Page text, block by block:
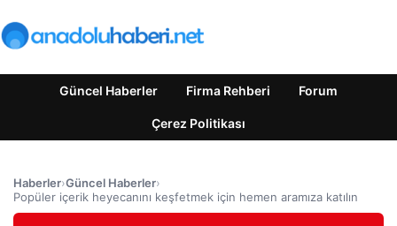
Güncel Haberler Firma Rehberi Forum
Çerez Politikası
Haberler›Güncel Haberler›
Popüler içerik heyecanını keşfetmek için hemen aramıza katılın